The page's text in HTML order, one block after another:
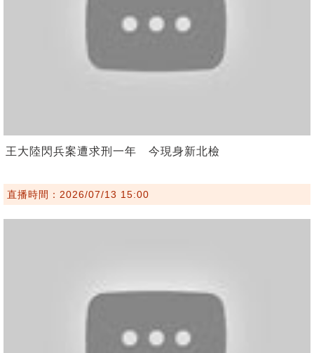
王大陸閃兵案遭求刑一年 今現身新北檢
直播時間：2026/07/13 15:00